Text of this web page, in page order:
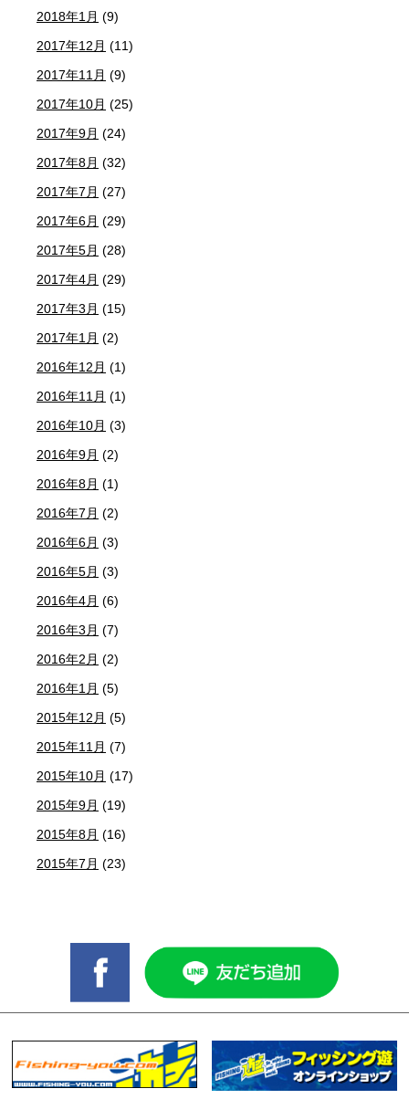
2018年1月 (9)
2017年12月 (11)
2017年11月 (9)
2017年10月 (25)
2017年9月 (24)
2017年8月 (32)
2017年7月 (27)
2017年6月 (29)
2017年5月 (28)
2017年4月 (29)
2017年3月 (15)
2017年1月 (2)
2016年12月 (1)
2016年11月 (1)
2016年10月 (3)
2016年9月 (2)
2016年8月 (1)
2016年7月 (2)
2016年6月 (3)
2016年5月 (3)
2016年4月 (6)
2016年3月 (7)
2016年2月 (2)
2016年1月 (5)
2015年12月 (5)
2015年11月 (7)
2015年10月 (17)
2015年9月 (19)
2015年8月 (16)
2015年7月 (23)